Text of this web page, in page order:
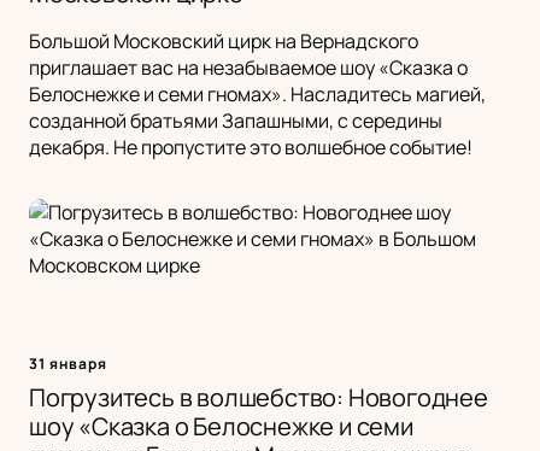
Большой Московский цирк на Вернадского
приглашает вас на незабываемое шоу «Сказка о
Белоснежке и семи гномах». Насладитесь магией,
созданной братьями Запашными, с середины
декабря. Не пропустите это волшебное событие!
31 января
Погрузитесь в волшебство: Новогоднее
шоу «Сказка о Белоснежке и семи